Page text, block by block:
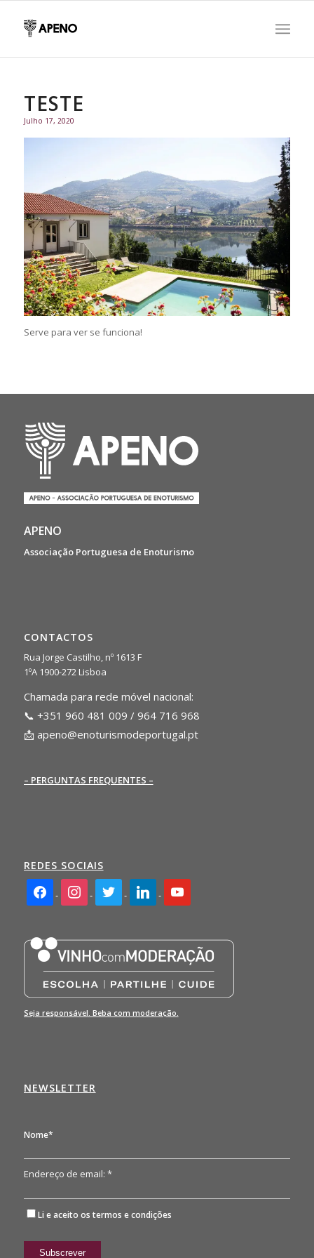
TESTE
Julho 17, 2020
Serve para ver se funciona!
APENO
Associação Portuguesa de Enoturismo
CONTACTOS
Rua Jorge Castilho, nº 1613 F
1ºA 1900-272 Lisboa
Chamada para rede móvel nacional:
📞 +351 960 481 009 / 964 716 968
📩 apeno@enoturismodeportugal.pt
– PERGUNTAS FREQUENTES –
REDES SOCIAIS
facebook2instagramtwitter linkedin youtube
Seja responsável. Beba com moderação.
NEWSLETTER
Nome*
Endereço de email: *
Li e aceito os termos e condições